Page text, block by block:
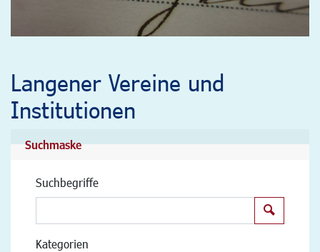
Langener Vereine und
Institutionen
Suchmaske
Suchbegriffe
Kategorien